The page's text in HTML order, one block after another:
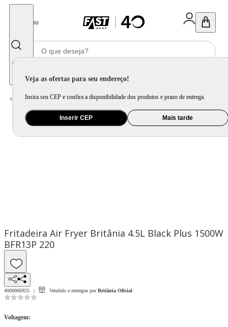
Menu
Veja as ofertas para seu endereço!
Insira seu CEP e confira a disponibilidade dos produtos e prazo de entrega.
Inserir CEP Mais tarde
Home Eletroportátil / Fritadeira Elétrica / Fritadeira Air Fryer Britânia 4.5L Black Plus 1500W BFR13P
Fritadeira Air Fryer Britânia 4.5L Black Plus 1500W
BFR13P 220
4000066925 Vendido e entregue por Britânia Oficial
Voltagem: